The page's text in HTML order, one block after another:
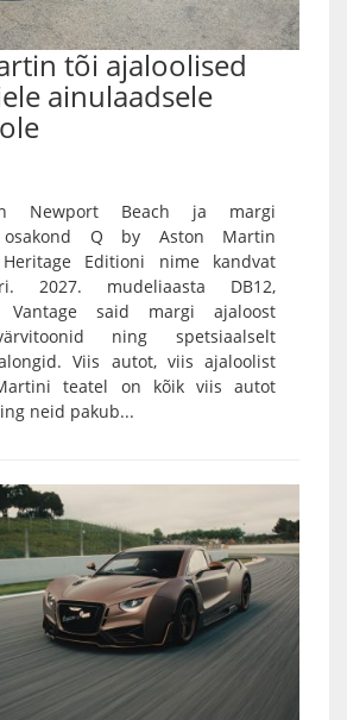
tõi ajaloolised
ainulaadsele
Newport Beach ja margi
osakond Q by Aston Martin
Editioni nime kandvat
2027. mudeliaasta DB12,
said margi ajaloost
ning spetsiaalselt
Viis autot, viis ajaloolist
teatel on kõik viis autot
neid pakub...